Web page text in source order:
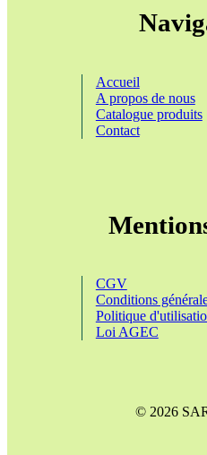
Accueil
A propos de nous
Catalogue produits
Contact
CGV
Conditions
Politique
Loi AGEC
© 2026